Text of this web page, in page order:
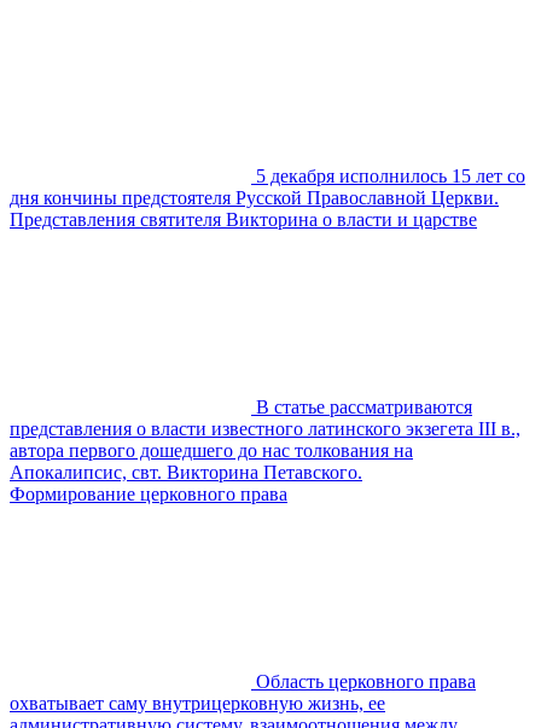
5 декабря исполнилось 15 лет со
дня кончины предстоятеля Русской Православной Церкви.
Представления святителя Викторина о власти и царстве
В статье рассматриваются
представления о власти известного латинского экзегета III в.,
автора первого дошедшего до нас толкования на
Апокалипсис, свт. Викторина Петавского.
Формирование церковного права
Область церковного права
охватывает саму внутрицерковную жизнь, ее